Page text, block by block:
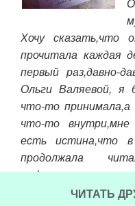
Хочу
прочитала каждая
первый раз,давно-
Ольги Валяевой, я
что-то
что-то
есть истина,что
продолжала
ЧИТАТЬ